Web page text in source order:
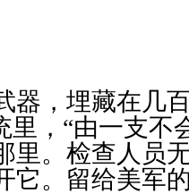
器，埋藏在几
里，“由一支不
里。检查人员
它。留给美军